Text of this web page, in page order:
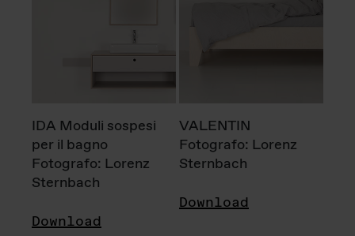
IDA Moduli sospesi
per il bagno
Fotografo: Lorenz
Sternbach
Download
VALENTIN
Fotografo: Lorenz
Sternbach
Download